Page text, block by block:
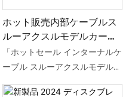
インチタイヤと完全に互換性が
あり、優れたパフォーマンスを
提供します。
ホット販売内部ケーブルス
ルーアクスルモデルカーボ
ン T700 マウンテンバイク
フレームディスクブレーキ
ーム Mtb 29er
「ホットセール インターナルケ
ーブル スルーアクスルモデル
カーボン T700 マウンテンバイ